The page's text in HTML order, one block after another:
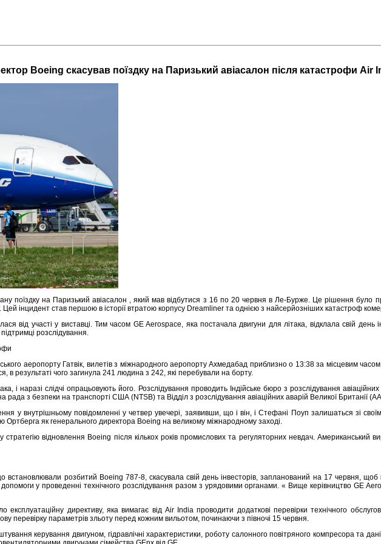
Boeing скасував поїздку на Паризький авіасалон після катастрофи Air
поїздку на Паризький авіасалон , який мав відбутися з 16 по 20 червня в Ле-Бурже. Це рішення було
інцидент став першою в історії втратою корпусу Dreamliner та однією з найсерйозніших катастроф
участі у виставці. Тим часом GE Aerospace, яка постачала двигуни для літака, відклала свій день
розслідування.
аеропорту Гатвік, вилетів з міжнародного аеропорту Ахмедабад приблизно о 13:38 за місцевим
в результаті чого загинула 241 людина з 242, які перебували на борту.
і наразі слідчі опрацьовують його. Розслідування проводить Індійське бюро з розслідування
рада з безпеки на транспорті США (NTSB) та Відділ з розслідування авіаційних аварій Великої Британії
у внутрішньому повідомленні у четвер увечері, заявивши, що і він, і Стефані Поуп залишаться зі
як генерального директора Boeing на великому міжнародному заході.
відновлення Boeing після кількох років промислових та регуляторних невдач. Американський
встановлювали розбитий Boeing 787-8, скасувала свій день інвесторів, запланований на 17 червня, щоб
у проведенні технічного розслідування разом з урядовими органами. « Вище керівництво GE
експлуатаційну директиву, яка вимагає від Air India проводити додаткові перевірки технічного
перевірку параметрів зльоту перед кожним вильотом, починаючи з півночі 15 червня.
керування двигуном, гідравлічні характеристики, роботу салонного повітряного компресора та